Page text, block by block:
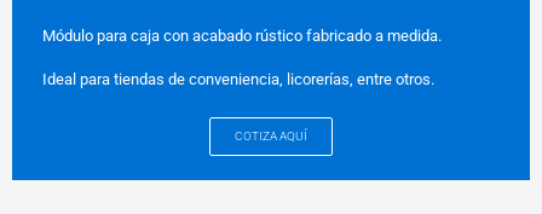
Módulo para caja con acabado rústico fabricado a medida.
Ideal para tiendas de conveniencia, licorerías, entre otros.
COTIZA AQUÍ